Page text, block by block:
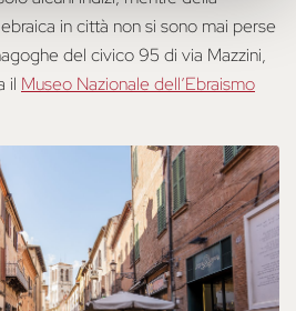
in città non si sono mai perse
del civico 95 di via Mazzini,
il Museo Nazionale dell’Ebraismo